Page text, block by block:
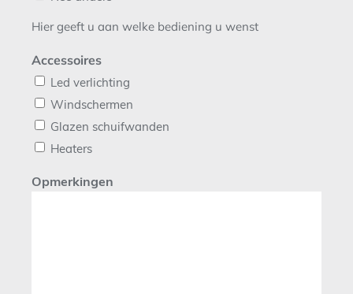
Hier geeft u aan welke bediening u wenst
Accessoires
Led verlichting
Windschermen
Glazen schuifwanden
Heaters
Opmerkingen